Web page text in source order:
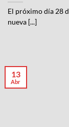
El próximo día 28
nueva [...]
13
Abr